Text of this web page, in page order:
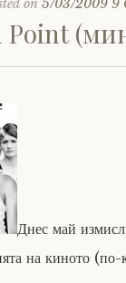
on5/03/2009 9
Point
Днес май
на киното (по-